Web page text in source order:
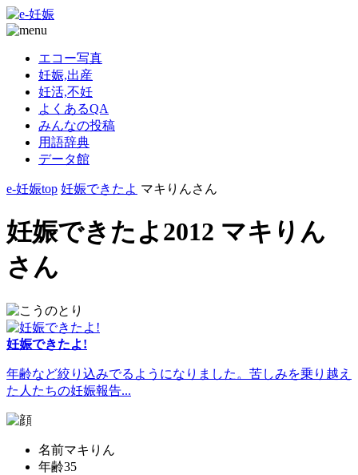
エコー写真
妊娠,出産
妊活,不妊
よくあるQA
みんなの投稿
用語辞典
データ館
e-妊娠top 妊娠できたよ マキりんさん
妊娠できたよ2012 マキりん
さん
妊娠できたよ!
年齢など絞り込みでるようになりました。苦しみを乗り越え
た人たちの妊娠報告...
名前マキりん
年齢35